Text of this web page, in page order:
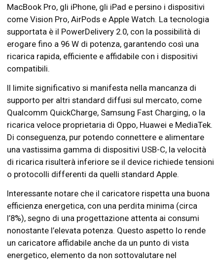
MacBook Pro, gli iPhone, gli iPad e persino i dispositivi
come Vision Pro, AirPods e Apple Watch. La tecnologia
supportata è il PowerDelivery 2.0, con la possibilità di
erogare fino a 96 W di potenza, garantendo così una
ricarica rapida, efficiente e affidabile con i dispositivi
compatibili.
Il limite significativo si manifesta nella mancanza di
supporto per altri standard diffusi sul mercato, come
Qualcomm QuickCharge, Samsung Fast Charging, o la
ricarica veloce proprietaria di Oppo, Huawei e MediaTek.
Di conseguenza, pur potendo connettere e alimentare
una vastissima gamma di dispositivi USB-C, la velocità
di ricarica risulterà inferiore se il device richiede tensioni
o protocolli differenti da quelli standard Apple.
Interessante notare che il caricatore rispetta una buona
efficienza energetica, con una perdita minima (circa
l’8%), segno di una progettazione attenta ai consumi
nonostante l’elevata potenza. Questo aspetto lo rende
un caricatore affidabile anche da un punto di vista
energetico, elemento da non sottovalutare nel